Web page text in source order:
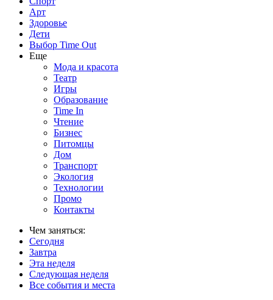
Арт
Здоровье
Дети
Выбор Time Out
Еще
Мода и красота
Театр
Игры
Образование
Time In
Чтение
Бизнес
Питомцы
Дом
Транспорт
Экология
Технологии
Промо
Контакты
Чем заняться:
Сегодня
Завтра
Эта неделя
Следующая неделя
Все события и места